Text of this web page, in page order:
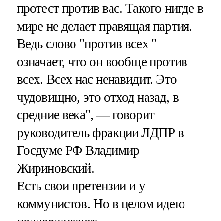
протест против вас. Такого нигде в
мире не делает правящая партия.
Ведь слово "против всех "
означает, что он вообще против
всех. Всех нас ненавидит. Это
чудовищно, это отход назад, в
средние века", — говорит
руководитель фракции ЛДПР в
Госдуме РФ Владимир
Жириновский.
Есть свои претензии и у
коммунистов. Но в целом идею